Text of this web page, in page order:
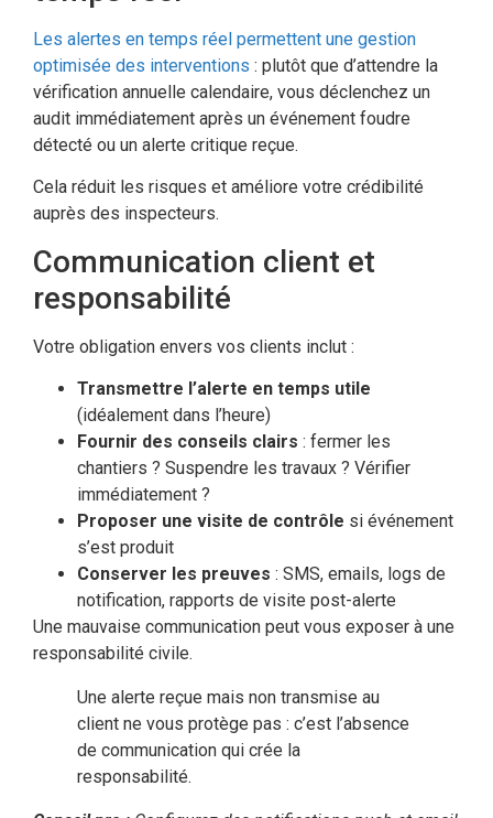
Les alertes en temps réel permettent une gestion
optimisée des interventions : plutôt que d’attendre la
vérification annuelle calendaire, vous déclenchez un
audit immédiatement après un événement foudre
détecté ou un alerte critique reçue.
Cela réduit les risques et améliore votre crédibilité
auprès des inspecteurs.
Communication client et
responsabilité
Votre obligation envers vos clients inclut :
Transmettre l’alerte en temps utile
(idéalement dans l’heure)
Fournir des conseils clairs : fermer les
chantiers ? Suspendre les travaux ? Vérifier
immédiatement ?
Proposer une visite de contrôle si événement
s’est produit
Conserver les preuves : SMS, emails, logs de
notification, rapports de visite post-alerte
Une mauvaise communication peut vous exposer à une
responsabilité civile.
Une alerte reçue mais non transmise au
client ne vous protège pas : c’est l’absence
de communication qui crée la
responsabilité.